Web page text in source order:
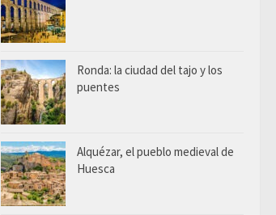
Ronda: la ciudad del tajo y los
puentes
Alquézar, el pueblo medieval de
Huesca